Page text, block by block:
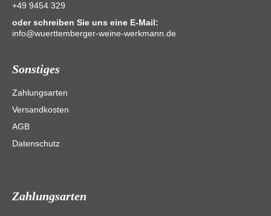
+49 9454 329
oder schreiben Sie uns eine E-Mail:
info@wuerttemberger-weine-werkmann.de
Sonstiges
Zahlungsarten
Versandkosten
AGB
Datenschutz
Zahlungsarten